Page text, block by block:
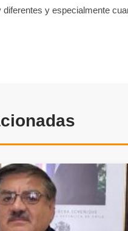
y especialmente